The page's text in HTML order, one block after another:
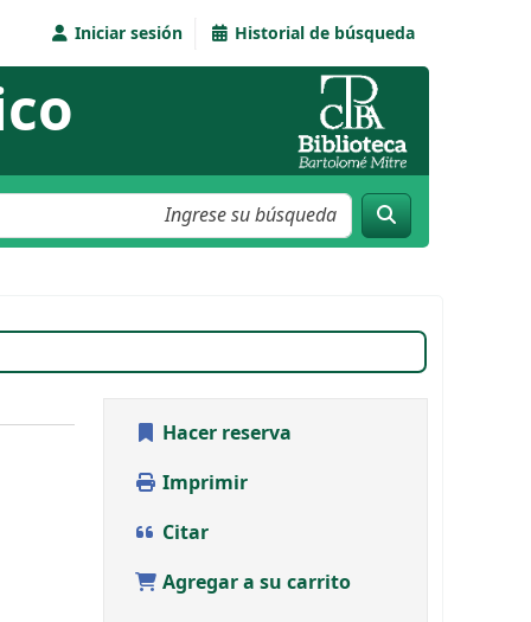
Iniciar sesión Historial de búsqueda
Hacer reserva
Imprimir
Citar
Agregar a su carrito